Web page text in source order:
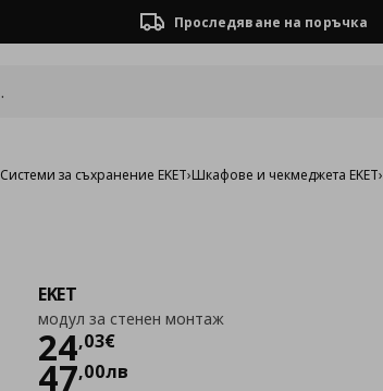
Проследяване на поръчка
Системи за съхранение EKET›Шкафове и чекмеджета EKET›
EKET
модул за стенен монтаж
24,03€
Цена
47,00лв